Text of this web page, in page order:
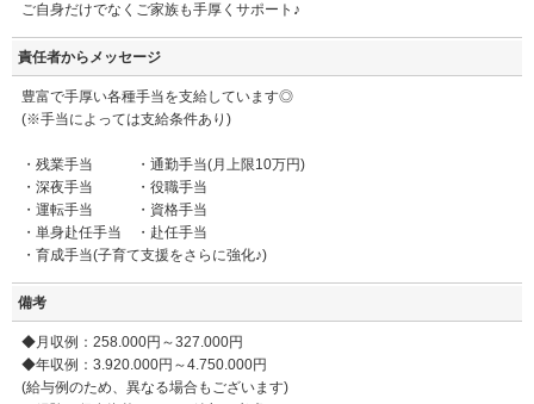
ご自身だけでなくご家族も手厚くサポート♪
責任者からメッセージ
豊富で手厚い各種手当を支給しています◎
(※手当によっては支給条件あり)
・残業手当 ・通勤手当(月上限10万円)
・深夜手当 ・役職手当
・運転手当 ・資格手当
・単身赴任手当 ・赴任手当
・育成手当(子育て支援をさらに強化♪)
備考
◆月収例：258.000円～327.000円
◆年収例：3.920.000円～4.750.000円
(給与例のため、異なる場合もございます)